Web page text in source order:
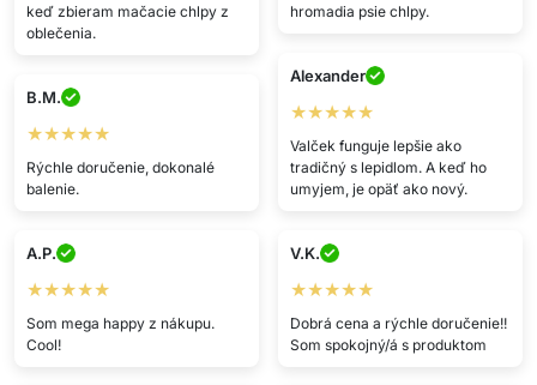
keď zbieram mačacie chlpy z
oblečenia.
hromadia psie chlpy.
Alexander
★★★★★
Valček funguje lepšie ako
tradičný s lepidlom. A keď ho
umyjem, je opäť ako nový.
B.M.
★★★★★
Rýchle doručenie, dokonalé
balenie.
A.P.
★★★★★
Som mega happy z nákupu.
Cool!
V.K.
★★★★★
Dobrá cena a rýchle doručenie!!
Som spokojný/á s produktom